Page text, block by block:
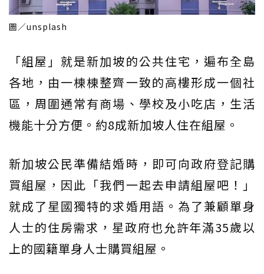
圖／unsplash
「組屋」就是新加坡的公共住宅，遍布全島
各地，由一棟棟整齊一致的高樓形成一個社
區，周圍通常有商場、學校及小吃店，生活
機能十分方便。約8成新加坡人住在組屋。
新加坡公民準備結婚時，即可向政府登記購
買組屋，因此「我們一起去申請組屋吧！」
就成了星國獨特的求婚用語。為了兼顧單身
人士的住房需求，星政府也允許年滿35歲以
上的國籍單身人士購買組屋。